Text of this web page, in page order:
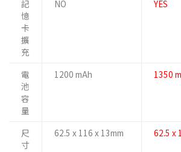
記
憶
卡
擴
充
NO YES
電
池
容
量
1200 mAh 1350
尺
寸
62.5 x 116 x 13mm 62.5 x